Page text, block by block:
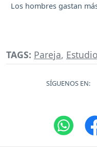
Los hombres gastan
TAGS: Pareja, Estudio
SÍGUENOS EN: